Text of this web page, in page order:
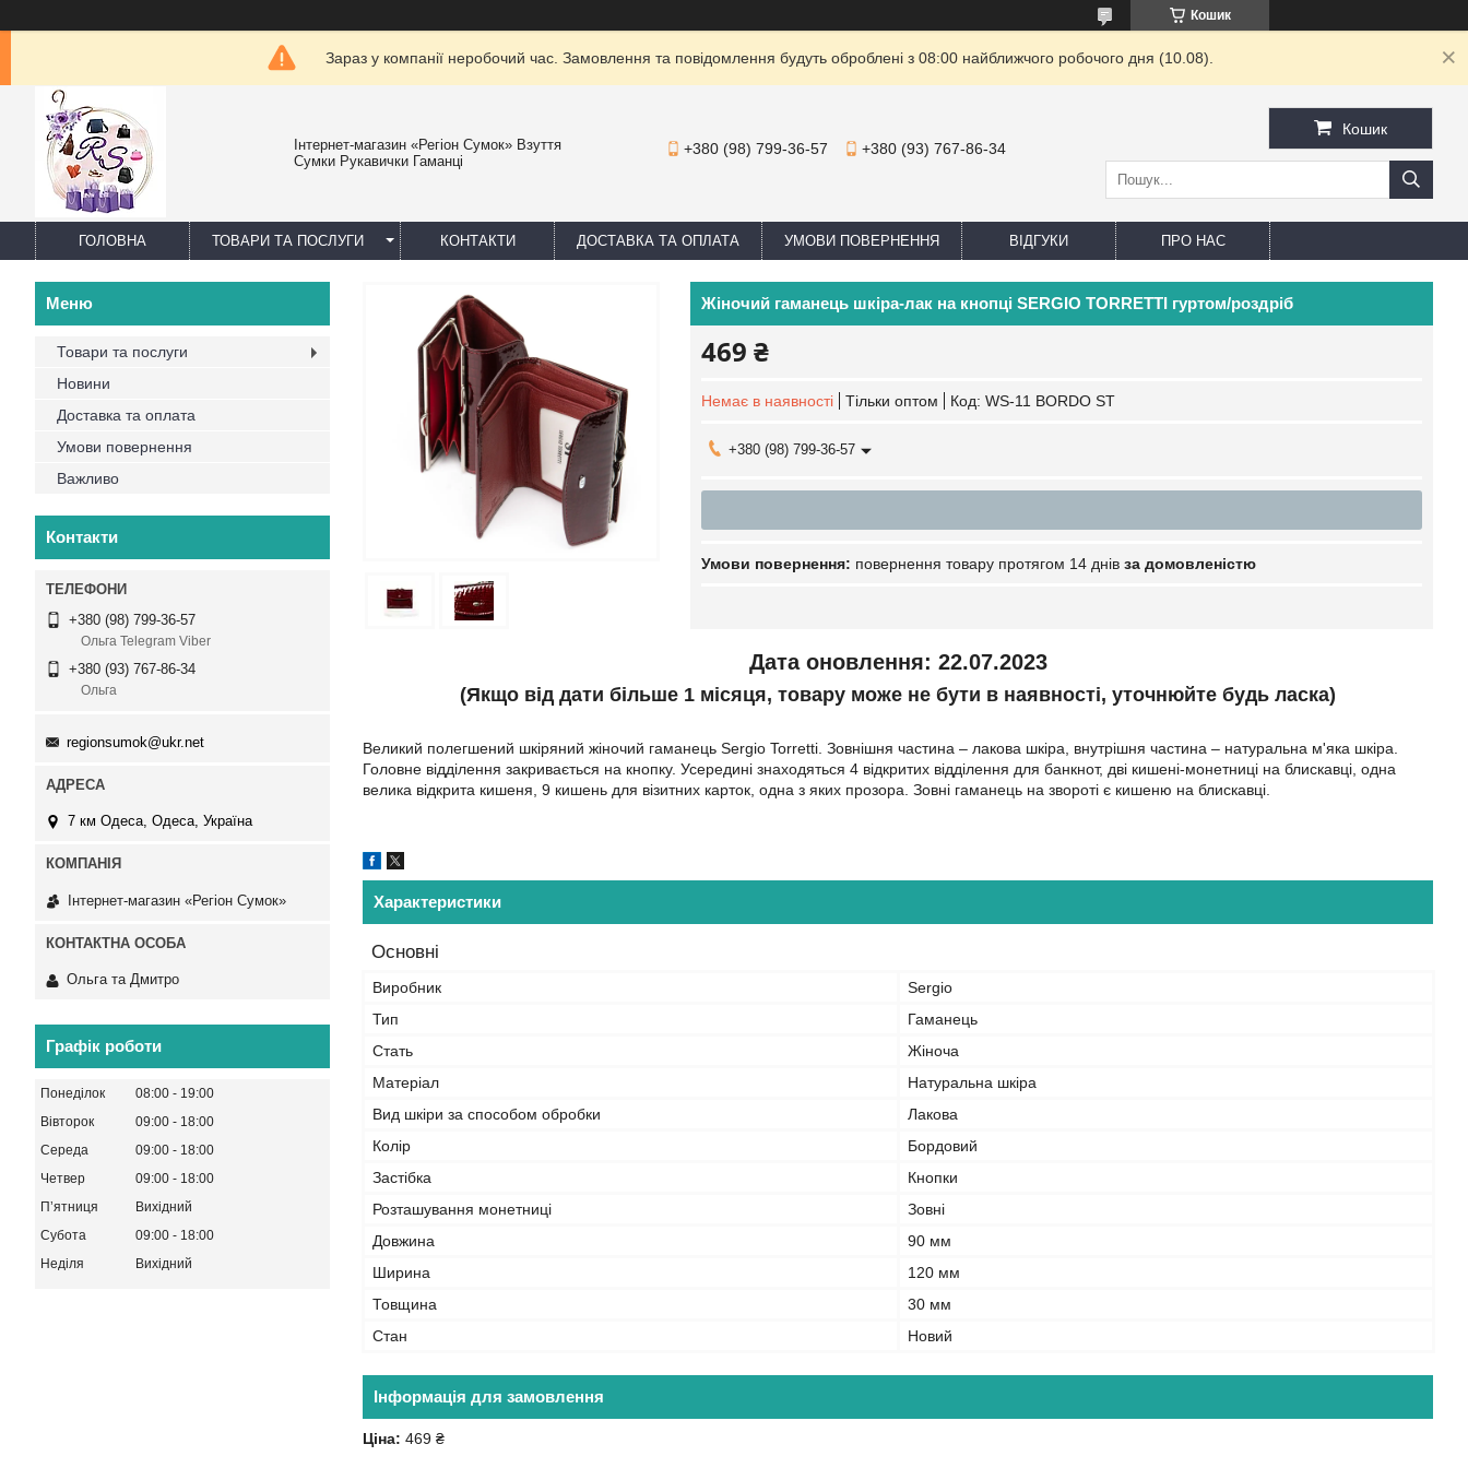
Кошик
Зараз у компанії неробочий час. Замовлення та повідомлення будуть оброблені з 08:00 найближчого робочого дня (10.08).
Інтернет-магазин «Регіон Сумок» Взуття
Сумки Рукавички Гаманці
+380 (98) 799-36-57 +380 (93) 767-86-34
Кошик
ГОЛОВНА ТОВАРИ ТА ПОСЛУГИ КОНТАКТИ ДОСТАВКА ТА ОПЛАТА УМОВИ ПОВЕРНЕННЯ ВІДГУКИ ПРО НАС
Жіночий гаманець шкіра-лак на кнопці SERGIO TORRETTI гуртом/роздріб
469 ₴
Немає в наявності Тільки оптом Код: WS-11 BORDO ST
+380 (98) 799-36-57
повернення товару протягом 14 днів за домовленістю
Дата оновлення: 22.07.2023
(Якщо від дати більше 1 місяця, товару може не бути в наявності, уточнюйте будь ласка)
Великий полегшений шкіряний жіночий гаманець Sergio Torretti. Зовнішня частина – лакова шкіра, внутрішня частина – натуральна м'яка шкіра.
Головне відділення закривається на кнопку. Усередині знаходяться 4 відкритих відділення для банкнот, дві кишені-монетниці на блискавці, одна
велика відкрита кишеня, 9 кишень для візитних карток, одна з яких прозора. Зовні гаманець на звороті є кишеню на блискавці.
Характеристики
Основні
Виробник
Sergio
Тип
Гаманець
Стать
Жіноча
Матеріал
Натуральна шкіра
Вид шкіри за способом обробки
Лакова
Колір
Бордовий
Застібка
Кнопки
Розташування монетниці
Зовні
Довжина
90 мм
Ширина
120 мм
Товщина
30 мм
Стан
Новий
Інформація для замовлення
Ціна: 469 ₴
Товари та послуги
Новини
Доставка та оплата
Умови повернення
Важливо
Контакти
+380 (98) 799-36-57
Ольга Telegram Viber
+380 (93) 767-86-34
Ольга
regionsumok@ukr.net
7 км Одеса, Одеса, Україна
Інтернет-магазин «Регіон Сумок»
Ольга та Дмитро
Графік роботи
Понеділок 08:00
19:00
Вівторок
09:00
18:00
Середа
09:00
18:00
Четвер
09:00
18:00
Пʼятниця
Вихідний
Субота
09:00
18:00
Неділя
Вихідний